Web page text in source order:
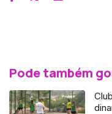
Pode também